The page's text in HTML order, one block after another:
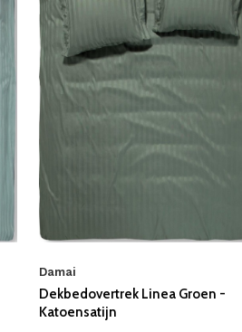
Damai
Dekbedovertrek Linea Groen -
Katoensatijn